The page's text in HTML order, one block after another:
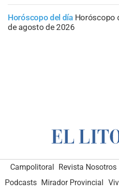
Horóscopo del día Horóscopo
de agosto de 2026
Campolitoral Revista Nosotros
Podcasts Mirador Provincial